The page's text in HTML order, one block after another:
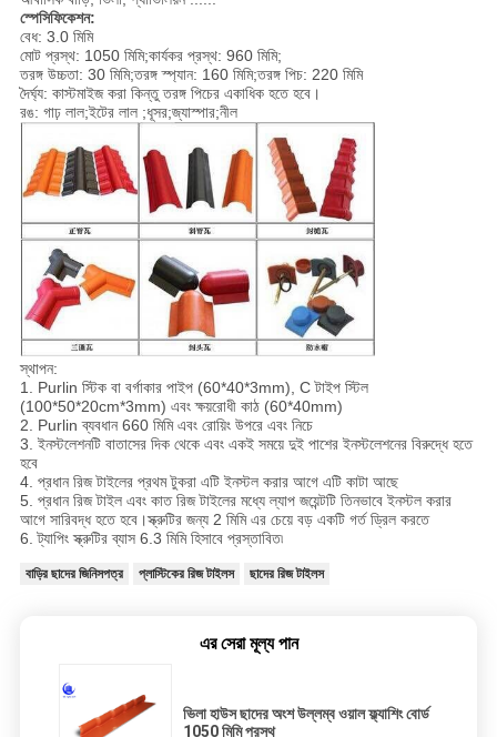
স্পেসিফিকেশন:
বেধ: 3.0 মিমি
মোট প্রস্থ: 1050 মিমি;কার্যকর প্রস্থ: 960 মিমি;
তরঙ্গ উচ্চতা: 30 মিমি;তরঙ্গ স্প্যান: 160 মিমি;তরঙ্গ পিচ: 220 মিমি
দৈর্ঘ্য: কাস্টমাইজ করা কিন্তু তরঙ্গ পিচের একাধিক হতে হবে।
রঙ: গাঢ় লাল;ইটের লাল ;ধূসর;জ্যাস্পার;নীল
স্থাপন:
1. Purlin স্টিক বা বর্গাকার পাইপ (60*40*3mm), C টাইপ স্টিল
(100*50*20cm*3mm) এবং ক্ষয়রোধী কাঠ (60*40mm)
2. Purlin ব্যবধান 660 মিমি এবং রোয়িং উপরে এবং নিচে
3. ইনস্টলেশনটি বাতাসের দিক থেকে এবং একই সময়ে দুই পাশের ইনস্টলেশনের বিরুদ্ধে হতে
হবে
4. প্রধান রিজ টাইলের প্রথম টুকরা এটি ইনস্টল করার আগে এটি কাটা আছে
5. প্রধান রিজ টাইল এবং কাত রিজ টাইলের মধ্যে ল্যাপ জয়েন্টটি তিনভাবে ইনস্টল করার
আগে সারিবদ্ধ হতে হবে।স্ক্রুটির জন্য 2 মিমি এর চেয়ে বড় একটি গর্ত ড্রিল করতে
6. ট্যাপিং স্ক্রুটির ব্যাস 6.3 মিমি হিসাবে প্রস্তাবিত৷
বাড়ির ছাদের জিনিসপত্র প্লাস্টিকের রিজ টাইলস ছাদের রিজ টাইলস
এর সেরা মূল্য পান
ভিলা হাউস ছাদের অংশ উল্লম্ব ওয়াল ফ্ল্যাশিং বোর্ড
1050 মিমি প্রস্থ